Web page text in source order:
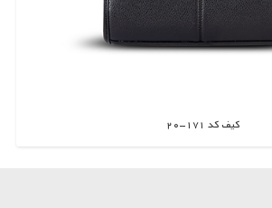
کیف کد 171-20
اطلاعات بیشتر